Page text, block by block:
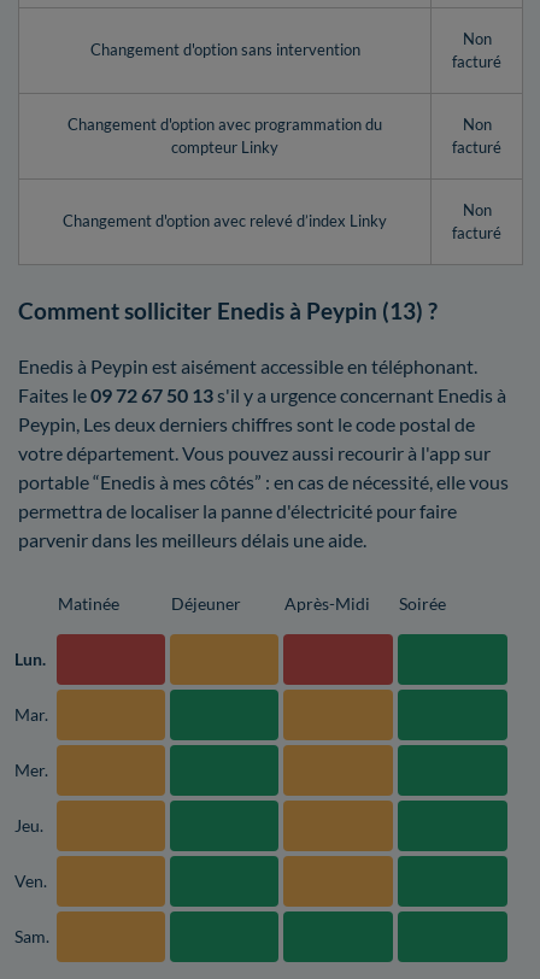
Changement d'option sans intervention
Non
facturé
Changement d'option avec programmation du
compteur Linky
Non
facturé
Changement d'option avec relevé d’index Linky
Non
facturé
Comment solliciter Enedis à Peypin (13) ?
Enedis à Peypin est aisément accessible en téléphonant.
Faites le09 72 67 50 13s'il y a urgence concernant Enedis à
Peypin, Les deux derniers chiffres sont le code postal de
votre département. Vous pouvez aussi recourir à l'app sur
portable “Enedis à mes côtés” : en cas de nécessité, elle vous
permettra de localiser la panne d'électricité pour faire
parvenir dans les meilleurs délais une aide.
Matinée Déjeuner Après-Midi Soirée
Lun.
Mar.
Mer.
Jeu.
Ven.
Sam.